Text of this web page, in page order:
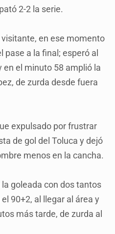
2-2 la serie.
en ese momento
pase a la final; esperó al
en el minuto 58 amplió la
de zurda desde fuera
expulsado por frustrar
de gol del Toluca y dejó
menos en la cancha.
goleada con dos tantos
90+2, al llegar al área y
más tarde, de zurda al